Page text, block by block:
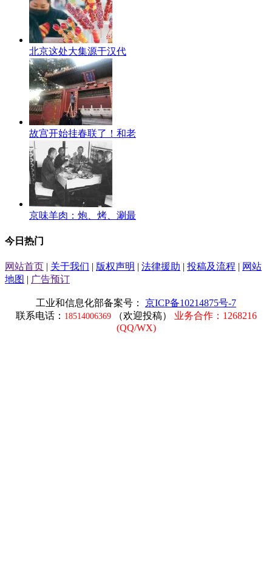
北京这处大集源于汉代
故宫开始挂春联了！和老
京味羊肉：炮、烤、涮最
今日热门
网站首页 | 关于我们 | 版权声明 | 法律援助 | 投稿及流程 | 网站
地图 | 广告预订
工业和信息化部备案号： 京ICP备10214875号-7
联系电话： 18514006369 （欢迎投稿） 业务合作：1268216
(QQ/WX)